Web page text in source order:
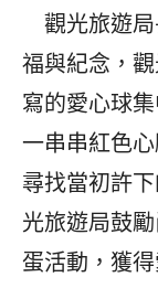
觀光旅遊局
福與紀念，
寫的愛心球
一串串紅色
尋找當初許
光旅遊局鼓
蛋活動，獲